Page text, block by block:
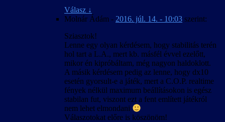
Válasz ↓
Molnár Ádám - 2016. júl. 14. - 10:03 szerint:
Sziasztok!
Lenne egy olyan kérdésem, hogy stabilitás terén
hol tart a L.A., mert kb. másfél évvel ezelőtt,
mikor én kipróbáltam, még nagyon haldoklott.
A másik kérdésem pedig az lenne, hogy dx10
esetén gyorsult-e a játék, mert a C.O.P. realtime
fények nélkül maximum beállításokon is egész
stabilan fut, viszont ezt a fent említett játékról
nem lehet elmondani
Válaszotokat előre is köszönöm!